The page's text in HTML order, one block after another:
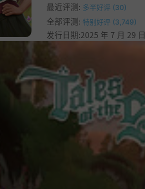
最近评测: 多半好评 (30)
全部评测: 特别好评 (3,749)
发行日期:2025 年 7 月 29 日